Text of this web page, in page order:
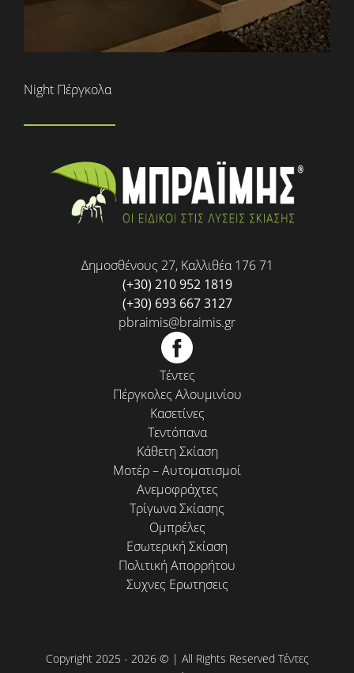
Night Πέργκολα
Δημοσθένους 27, Καλλιθέα 176 71
(+30) 210 952 1819
(+30) 693 667 3127
pbraimis@braimis.gr
Τέντες
Πέργκολες Αλουμινίου
Κασετίνες
Τεντόπανα
Κάθετη Σκίαση
Μοτέρ – Αυτοματισμοί
Ανεμοφράχτες
Τρίγωνα Σκίασης
Ομπρέλες
Εσωτερική Σκίαση
Πολιτική Απορρήτου
Συχνες Ερωτησεις
Copyright 2025 - 2026 © | All Rights Reserved Τέντες